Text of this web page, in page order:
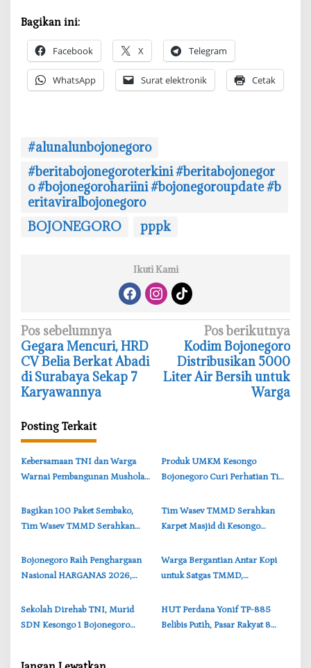
Bagikan ini:
Facebook X Telegram
WhatsApp Surat elektronik Cetak
#alunalunbojonegoro
#beritabojonegoroterkini #beritabojonegor
o #bojonegorohariini #bojonegoroupdate #b
eritaviralbojonegoro
BOJONEGORO
pppk
Ikuti Kami
N
a
v
i
a
i
o
s
Pos sebelumnya
Gegara Mencuri, HRD
CV Belia Berkat Abadi
di Surabaya Sekap 7
Karyawannya
Pos berikutnya
Kodim Bojonegoro
Distribusikan 5000
Liter Air Bersih untuk
Warga
Posting Terkait
‎Kebersamaan TNI dan Warga
Warnai Pembangunan Mushola
Bojonegoro-Lamongan
‎Produk UMKM Kesongo
Bojonegoro Curi Perhatian Tim
Herry Beri Pujian
‎Bagikan 100 Paket Sembako,
Tim Wasev TMMD Serahkan
Bojonegoro
‎Tim Wasev TMMD Serahkan
Karpet Masjid di Kesongo
Kepedulian TNI
‎Bojonegoro Raih Penghargaan
Nasional HARGANAS 2026,
Apresiasi BKKBN
‎Warga Bergantian Antar Kopi
untuk Satgas TMMD,
Pembangunan Jalan di
Bojonegoro
‎Sekolah Direhab TNI, Murid
SDN Kesongo 1 Bojonegoro
‎HUT Perdana Yonif TP-885
Belibis Putih, Pasar Rakyat 8